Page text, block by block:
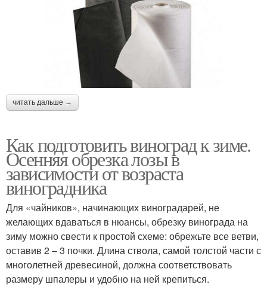
читать дальше →
Как подготовить виноград к зиме.
Осенняя обрезка лозы в
зависимости от возраста
виноградника
Для «чайников», начинающих виноградарей, не
желающих вдаваться в нюансы, обрезку винограда на
зиму можно свести к простой схеме: обрежьте все ветви,
оставив 2 – 3 почки. Длина ствола, самой толстой части с
многолетней древесиной, должна соответствовать
размеру шпалеры и удобно на ней крепиться.